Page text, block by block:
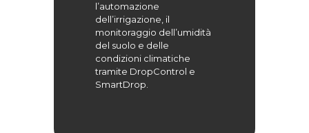
l’automazione
dell’irrigazione, il
monitoraggio dell’umidità
del suolo e delle
condizioni climatiche
tramite DropControl e
SmartDrop.